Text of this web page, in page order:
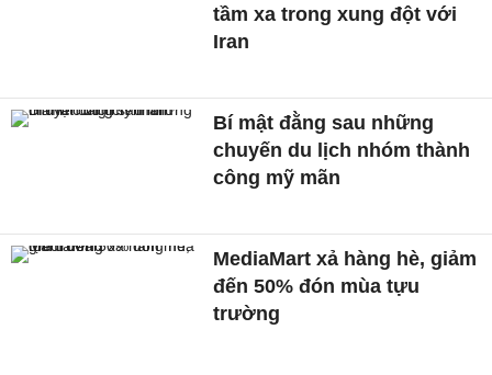
tầm xa trong xung đột với
Iran
Bí mật đằng sau những
chuyến du lịch nhóm thành
công mỹ mãn
MediaMart xả hàng hè, giảm
đến 50% đón mùa tựu
trường